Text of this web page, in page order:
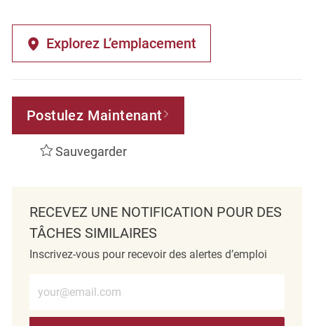
Explorez L’emplacement
Postulez Maintenant
Sauvegarder
RECEVEZ UNE NOTIFICATION POUR DES
TÂCHES SIMILAIRES
Inscrivez-vous pour recevoir des alertes d’emploi